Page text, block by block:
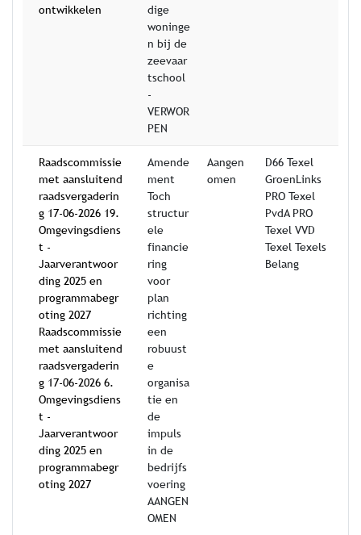
ontwikkelen
dige
woninge
n bij de
zeevaar
tschool
-
VERWOR
PEN
Raadscommissie
met aansluitend
raadsvergaderin
g 17-06-2026 19.
Omgevingsdiens
t -
Jaarverantwoor
ding 2025 en
programmabegr
oting 2027
Raadscommissie
met aansluitend
raadsvergaderin
g 17-06-2026 6.
Omgevingsdiens
t -
Jaarverantwoor
ding 2025 en
programmabegr
oting 2027
Amende
ment
Toch
structur
ele
financie
ring
voor
plan
richting
een
robuust
e
organisa
tie en
de
impuls
in de
bedrijfs
voering
AANGEN
OMEN
Aangen
omen
D66 Texel
GroenLinks
PRO Texel
PvdA PRO
Texel VVD
Texel Texels
Belang